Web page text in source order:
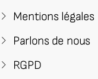
Mentions légales
Parlons de nous
RGPD